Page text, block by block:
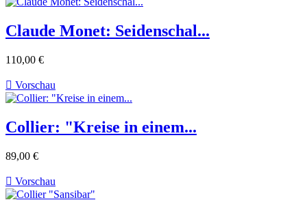
Claude Monet: Seidenschal...
110,00 €
 Vorschau
Collier: "Kreise in einem...
89,00 €
 Vorschau